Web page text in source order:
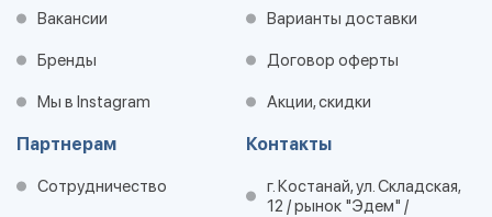
Вакансии
Бренды
Мы в Instagram
Варианты доставки
Договор оферты
Акции, скидки
Партнерам
Сотрудничество
Контакты
г. Костанай, ул. Складская,
12 / рынок "Эдем" /